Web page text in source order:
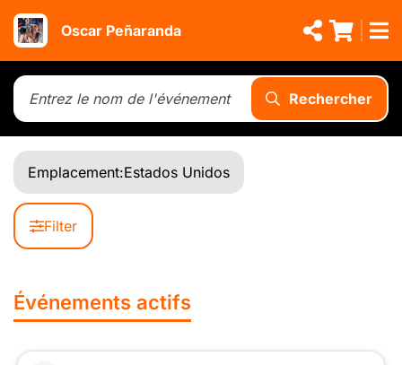
Oscar Peñaranda
Rechercher
Emplacement:Estados Unidos
Filter
Événements actifs